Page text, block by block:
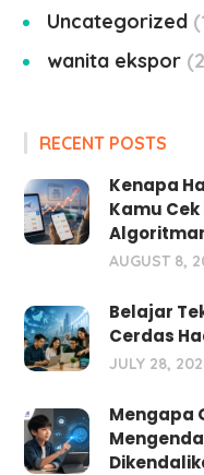
Uncategorized
wanita ekspor 2
RECENT POSTS
Kenapa
Kamu
AUGUST 8,
Belajar
Cerdas
JULY 28,
Mengapa